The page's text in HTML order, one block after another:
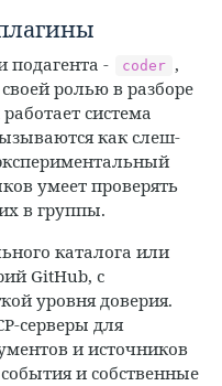
подагента - coder ,
ролью в разборе
система
как слеш-
умеет проверять
в группы.
каталога или
GitHub, с
уровня доверия.
серверы для
и источников
и собственные